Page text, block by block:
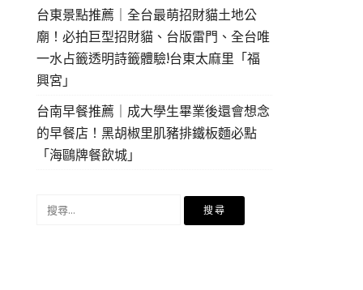
台東景點推薦｜全台最萌招財貓土地公
廟！必拍巨型招財貓、台版雷門、全台唯
一水占籤透明詩籤體驗!台東太麻里「福
興宮」
台南早餐推薦｜成大學生畢業後還會想念
的早餐店！黑胡椒里肌豬排鐵板麵必點
「海鷗牌餐飲城」